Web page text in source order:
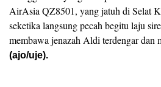
AirAsia QZ8501, yang jatuh di Selat
seketika langsung pecah begitu laju
membawa jenazah Aldi terdengar dan
(ajo/uje).